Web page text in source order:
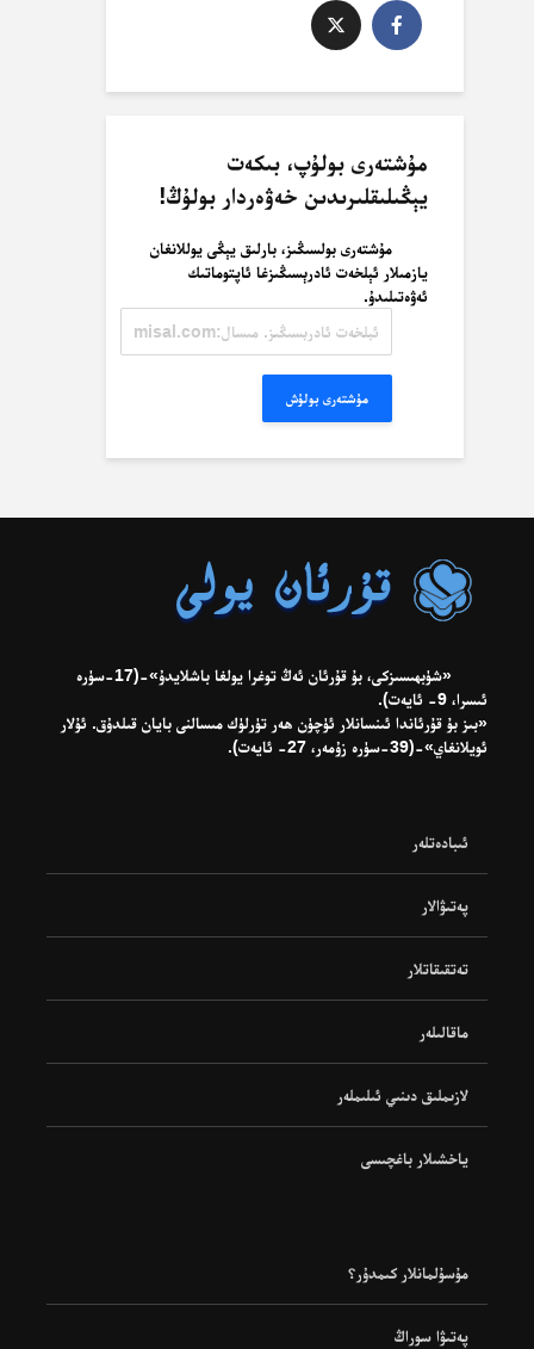
مۇشتەرى بولۇپ، بىكەت
يېڭىلىقلىرىدىن خەۋەردار بولۇڭ!
مۇشتەرى بولسىڭىز، بارلىق يېڭى يوللانغان
يازمىلار ئېلخەت ئادرېسىڭىزغا ئاپتوماتىك
ئەۋەتىلىدۇ.
ئادرېسىڭىز.
مۇشتەرى بولۇش
«شۈبھىسىزكى، بۇ قۇرئان ئەڭ توغرا يولغا باشلايدۇ»-(17-سۈرە
ئىسرا، 9- ئايەت).
«بىز بۇ قۇرئاندا ئىنسانلار ئۈچۈن ھەر تۈرلۈك مىسالنى بايان قىلدۇق. ئۇلار
ئويلانغاي»-(39-سۈرە زۇمەر، 27- ئايەت).
ئىبادەتلەر
پەتىۋالار
تەتقىقاتلار
ماقالىلەر
لازىملىق دىنىي ئىلىملەر
ياخشىلار باغچىسى
مۇسۇلمانلار كىمدۇر؟
پەتىۋا سوراڭ